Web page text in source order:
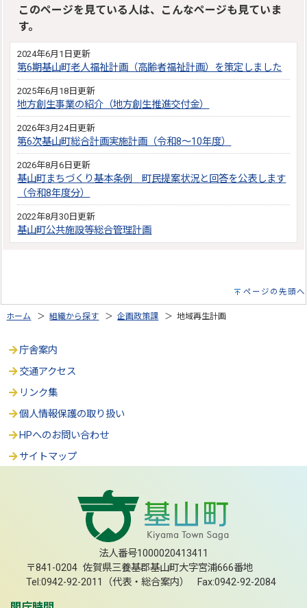
このページを見ている人は、こんなページも見ていま
す。
2024年6月1日更新
第6期基山町老人福祉計画（高齢者福祉計画）を策定しました
2025年6月18日更新
地方創生事業の紹介（地方創生推進交付金）
2026年3月24日更新
第6次基山町総合計画実施計画（令和8～10年度）
2026年8月6日更新
基山町まちづくり基本条例 町民提案状況と回答を公表します
（令和8年度分）
2022年8月30日更新
基山町公共施設等総合管理計画
ページの先頭へ
ホーム ＞組織から探す ＞企画政策課 ＞ 地域再生計画
庁舎案内
交通アクセス
リンク集
個人情報保護の取り扱い
HPへのお問い合わせ
サイトマップ
法人番号1000020413411
〒841-0204 佐賀県三養基郡基山町大字宮浦666番地
Tel:0942-92-2011（代表・総合案内） Fax:0942-92-2084